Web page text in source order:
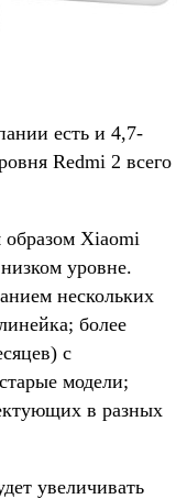
есть и 4,7-
Redmi 2 всего
образом Xiaomi
уровне.
нескольких
более
с
модели;
в разных
увеличивать